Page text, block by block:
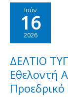
στο
Μετρό
Συντάγματος
13
&
14
Ιουλίου.
Ιούν
16
2026
ΔΕΛΤΙΟ
Εθελοντή